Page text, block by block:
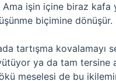
Ama işin içine biraz kafa
biçimine dönüşür.
tartışma kovalamayı
ya da tam tersine
meselesi de bu